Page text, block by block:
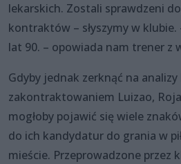
lekarskich. Zostali sprawdzeni
kontraktów – słyszymy w
lat 90. – opowiada nam trener z
Gdyby jednak zerknąć na analizy
zakontraktowaniem Luizao,
mogłoby pojawić się wiele
do ich kandydatur do grania w
mieście. Przeprowadzone przez